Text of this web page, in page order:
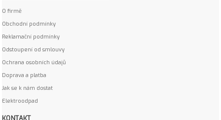
O firmě
Obchodní podmínky
Reklamační podmínky
Odstoupení od smlouvy
Ochrana osobních údajů
Doprava a platba
Jak se k nám dostat
Elektroodpad
KONTAKT